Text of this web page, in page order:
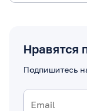
Нравятся
Подпишитесь